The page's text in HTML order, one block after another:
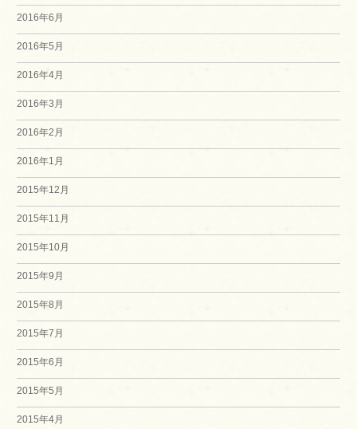
2016年6月
2016年5月
2016年4月
2016年3月
2016年2月
2016年1月
2015年12月
2015年11月
2015年10月
2015年9月
2015年8月
2015年7月
2015年6月
2015年5月
2015年4月